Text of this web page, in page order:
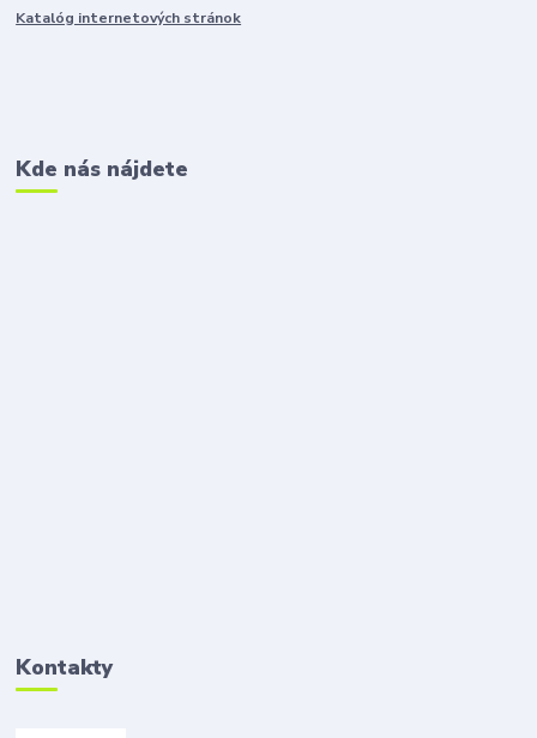
Katalóg internetových stránok
Kde nás nájdete
Kontakty